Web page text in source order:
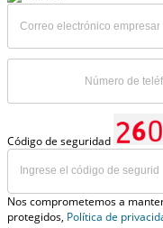
Código de seguridad
Nos comprometemos a
protegidos, Política de